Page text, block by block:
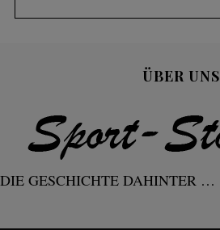
ÜBER UNS
DIE GESCHICHTE DAHINTER …